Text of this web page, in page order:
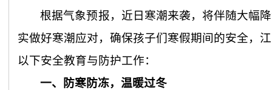
根据气象预报，近日寒潮来袭，将伴随大幅
实做好寒潮应对，确保孩子们寒假期间的安全，
以下安全教育与防护工作：
一、防寒防冻，温暖过冬